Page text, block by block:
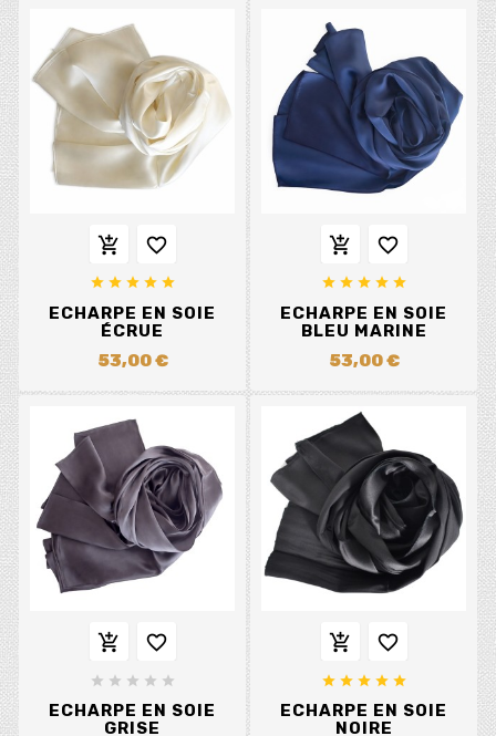
 
    
ECHARPE EN SOIE
ÉCRUE
53,00 €
 
    
ECHARPE EN SOIE
BLEU MARINE
53,00 €
 
    
ECHARPE EN SOIE
GRISE
 
    
ECHARPE EN SOIE
NOIRE